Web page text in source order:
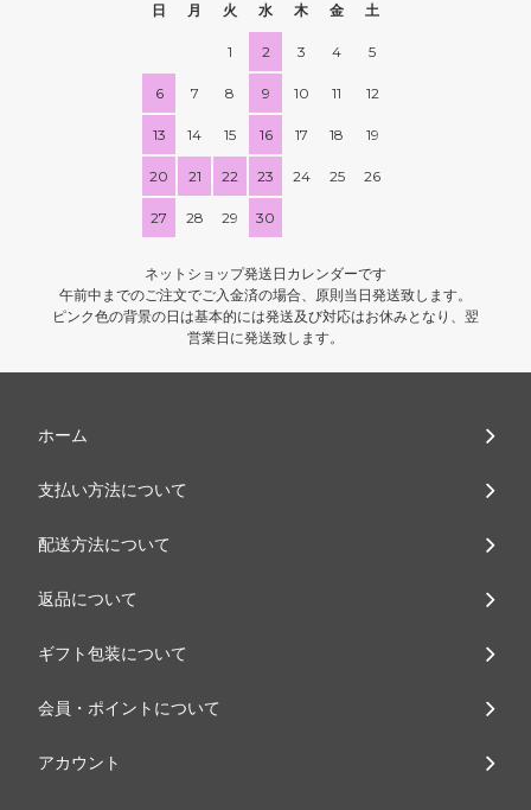
日 月 火 水 木 金 土
1 2 3 4 5
6 7 8 9 10 11 12
13 14 15 16 17 18 19
20 21 22 23 24 25 26
27 28 29 30
ネットショップ発送日カレンダーです
午前中までのご注文でご入金済の場合、原則当日発送致します。
ピンク色の背景の日は基本的には発送及び対応はお休みとなり、翌
営業日に発送致します。
ホーム
支払い方法について
配送方法について
返品について
ギフト包装について
会員・ポイントについて
アカウント